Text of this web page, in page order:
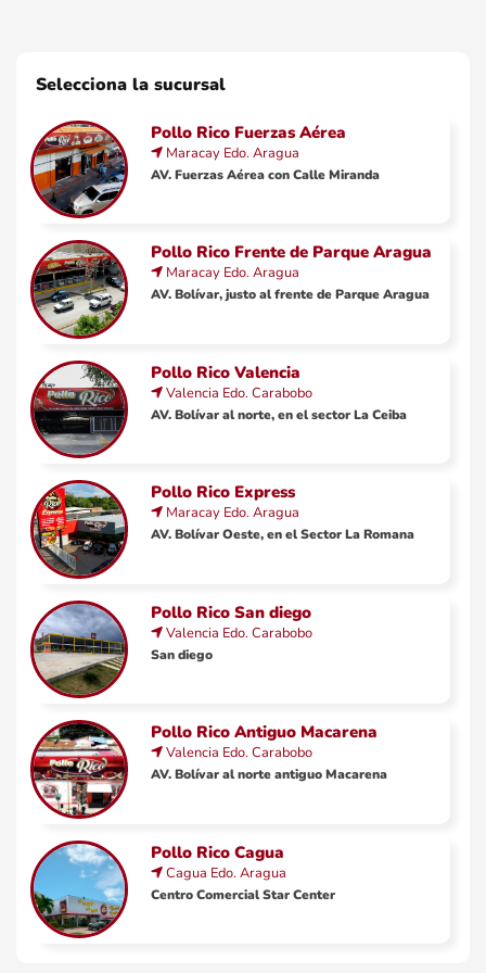
Selecciona la sucursal
Pollo Rico Fuerzas Aérea
Maracay Edo. Aragua
AV. Fuerzas Aérea con Calle Miranda
Pollo Rico Frente de Parque Aragua
Maracay Edo. Aragua
AV. Bolívar, justo al frente de Parque Aragua
Pollo Rico Valencia
Valencia Edo. Carabobo
AV. Bolívar al norte, en el sector La Ceiba
Pollo Rico Express
Maracay Edo. Aragua
AV. Bolívar Oeste, en el Sector La Romana
Pollo Rico San diego
Valencia Edo. Carabobo
San diego
Pollo Rico Antiguo Macarena
Valencia Edo. Carabobo
AV. Bolívar al norte antiguo Macarena
Pollo Rico Cagua
Cagua Edo. Aragua
Centro Comercial Star Center